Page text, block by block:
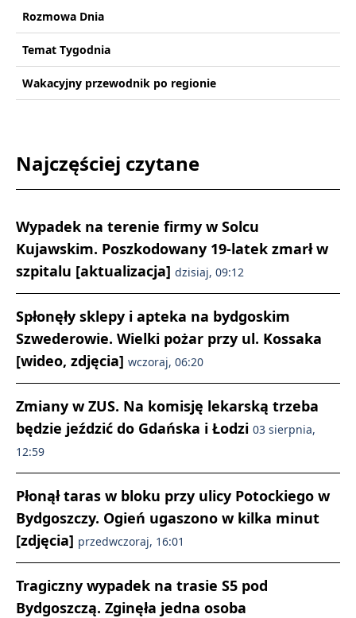
Rozmowa Dnia
Temat Tygodnia
Wakacyjny przewodnik po regionie
Najczęściej czytane
Wypadek na terenie firmy w Solcu
Kujawskim. Poszkodowany 19-latek zmarł w
szpitalu [aktualizacja] dzisiaj, 09:12
Spłonęły sklepy i apteka na bydgoskim
Szwederowie. Wielki pożar przy ul. Kossaka
[wideo, zdjęcia] wczoraj, 06:20
Zmiany w ZUS. Na komisję lekarską trzeba
będzie jeździć do Gdańska i Łodzi 03 sierpnia,
12:59
Płonął taras w bloku przy ulicy Potockiego w
Bydgoszczy. Ogień ugaszono w kilka minut
[zdjęcia] przedwczoraj, 16:01
Tragiczny wypadek na trasie S5 pod
Bydgoszczą. Zginęła jedna osoba